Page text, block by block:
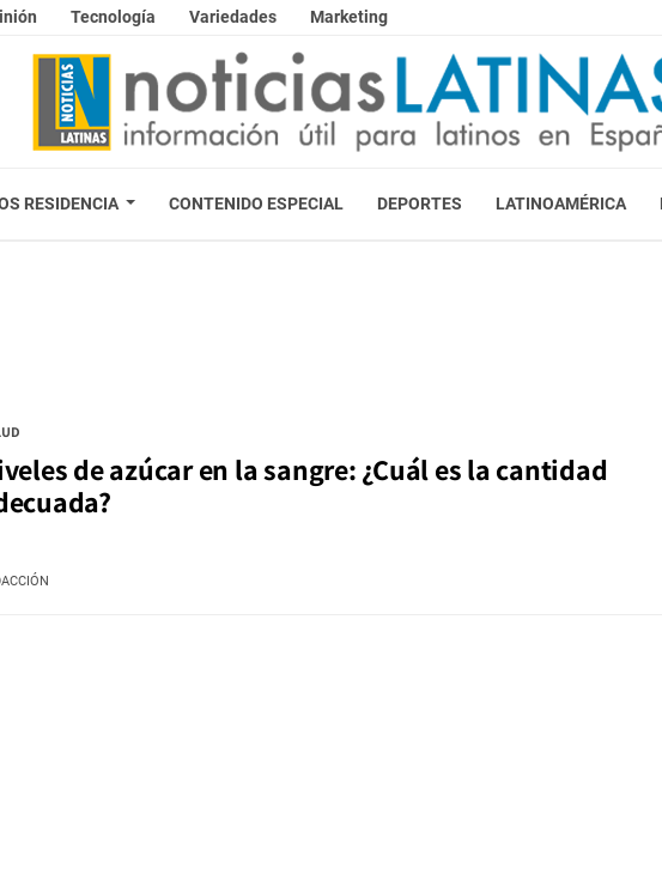
Tecnología Variedades Marketing
RESIDENCIA CONTENIDO ESPECIAL DEPORTES LATINOAMÉRICA
de azúcar en la sangre: ¿Cuál es la cantidad